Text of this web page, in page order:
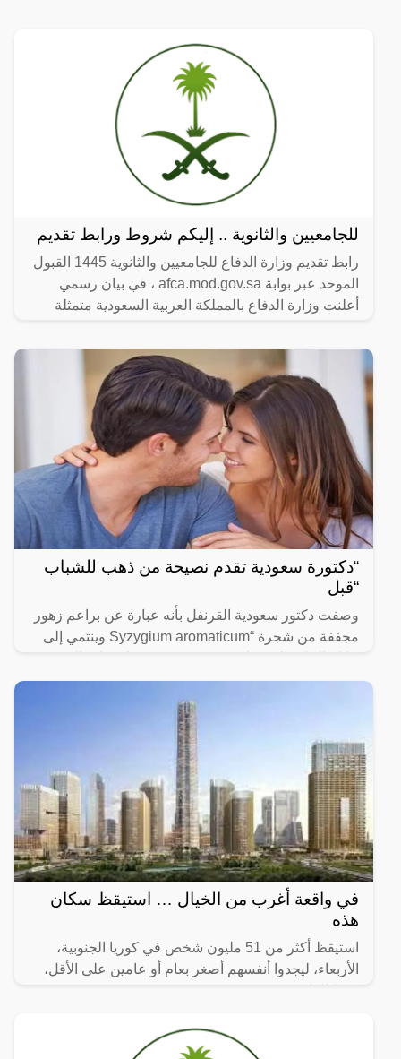
للجامعيين والثانوية .. إليكم شروط ورابط تقديم
رابط تقديم وزارة الدفاع للجامعيين والثانوية 1445 القبول
الموحد عبر بوابة afca.mod.gov.sa ، في بيان رسمي
أعلنت وزارة الدفاع بالمملكة العربية السعودية متمثلة
“دكتورة سعودية تقدم نصيحة من ذهب للشباب
“قبل
وصفت دكتور سعودية القرنفل بأنه عبارة عن براعم زهور
مجففة من شجرة “Syzygium aromaticum وينتمي إلى
ينمو في
في واقعة أغرب من الخيال … استيقظ سكان
هذه
استيقظ أكثر من 51 مليون شخص في كوريا الجنوبية،
الأربعاء، ليجدوا أنفسهم أصغر بعام أو عامين على الأقل،